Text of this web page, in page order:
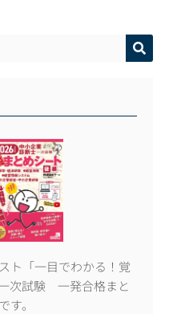
ト「一目でわかる！覚
次試験 一発合格まと
す。